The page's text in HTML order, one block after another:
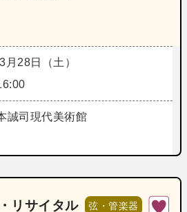
月28日（土）
誠司現代美術館
リサイタル 弦・管楽器